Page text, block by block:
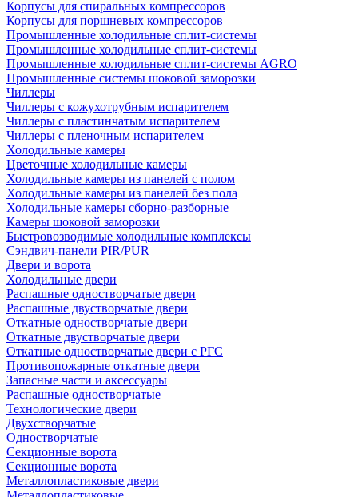
Корпусы для спиральных компрессоров
Корпусы для поршневых компрессоров
Промышленные холодильные сплит-системы
Промышленные холодильные сплит-системы
Промышленные холодильные сплит-системы AGRO
Промышленные системы шоковой заморозки
Чиллеры
Чиллеры с кожухотрубным испарителем
Чиллеры с пластинчатым испарителем
Чиллеры с пленочным испарителем
Холодильные камеры
Цветочные холодильные камеры
Холодильные камеры из панелей с полом
Холодильные камеры из панелей без пола
Холодильные камеры сборно-разборные
Камеры шоковой заморозки
Быстровозводимые холодильные комплексы
Сэндвич-панели PIR/PUR
Двери и ворота
Холодильные двери
Распашные одностворчатые двери
Распашные двустворчатые двери
Откатные одностворчатые двери
Откатные двустворчатые двери
Откатные одностворчатые двери с РГС
Противопожарные откатные двери
Запасные части и аксессуары
Распашные одностворчатые
Технологические двери
Двухстворчатые
Одностворчатые
Секционные ворота
Секционные ворота
Металлопластиковые двери